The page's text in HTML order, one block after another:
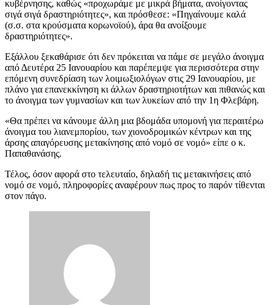
κυβέρνησης, καθώς «προχωράμε με μικρά βήματα, ανοίγοντας
σιγά σιγά δραστηριότητες», και πρόσθεσε: «Πηγαίνουμε καλά
(σ.σ. στα κρούσματα κορωνοϊού), άρα θα ανοίξουμε
δραστηριότητες».
Εξάλλου ξεκαθάρισε ότι δεν πρόκειται να πάμε σε μεγάλο άνοιγμα
από Δευτέρα 25 Ιανουαρίου και παρέπεμψε για περισσότερα στην
επόμενη συνεδρίαση των λοιμωξιολόγων στις 29 Ιανουαρίου, με
πλάνο για επανεκκίνηση κι άλλων δραστηριοτήτων και πιθανώς και
το άνοιγμα των γυμνασίων και των λυκείων από την 1η Φλεβάρη.
«Θα πρέπει να κάνουμε άλλη μια βδομάδα υπομονή για περαιτέρω
άνοιγμα του λιανεμπορίου, των χιονοδρομικών κέντρων και της
άρσης απαγόρευσης μετακίνησης από νομό σε νομό» είπε ο κ.
Παπαθανάσης.
Τέλος, όσον αφορά στο τελευταίο, δηλαδή τις μετακινήσεις από
νομό σε νομό, πληροφορίες αναφέρουν πως προς το παρόν τίθενται
στον πάγο.